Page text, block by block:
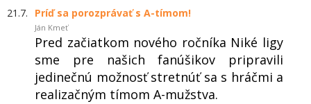
21.7. Príď sa porozprávať s A-tímom!
Ján Kmeť
Pred začiatkom nového ročníka Niké ligy
sme pre našich fanúšikov pripravili
jedinečnú možnosť stretnúť sa s hráčmi a
realizačným tímom A-mužstva.